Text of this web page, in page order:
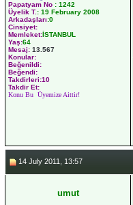
Papatyam No : 1242
Üyelik T.: 19 February 2008
Arkadaşları:0
Cinsiyet:
Memleket:İSTANBUL
Yaş:64
Mesaj: 13.567
Konular:
Beğenildi:
Beğendi:
Takdirleri:10
Takdir Et:
Konu Bu Üyemize Aittir!
14 July 2011, 13:57
umut